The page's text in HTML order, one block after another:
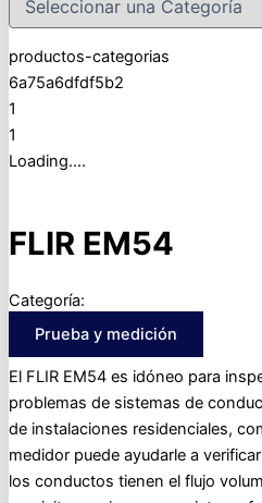
productos-categorias
6a75a6dfdf5b2
1
1
Loading....
FLIR EM54
Categoría:
Prueba y medición
El FLIR EM54 es idóneo para
problemas de sistemas de
de instalaciones residenciales,
medidor puede ayudarle a
los conductos tienen el flujo